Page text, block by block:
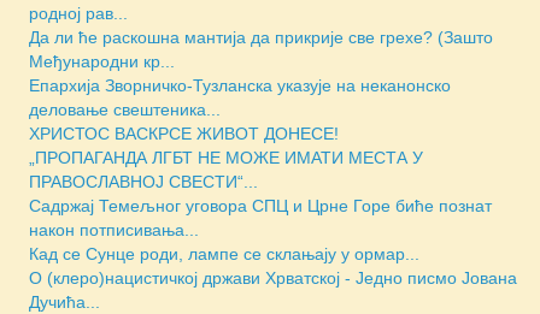
родној рав...
Да ли ће раскошна мантија да прикрије све грехе? (Зашто
Међународни кр...
Епархија Зворничко-Тузланска указује на неканонско
деловање свештеника...
ХРИСТОС ВАСКРСЕ ЖИВОТ ДОНЕСЕ!
„ПРОПАГАНДА ЛГБТ НЕ МОЖЕ ИМАТИ МЕСТА У
ПРАВОСЛАВНОЈ СВЕСТИ“...
Садржај Темељног уговора СПЦ и Црне Горе биће познат
након потписивања...
Кад се Сунце роди, лампе се склањају у ормар...
О (клеро)нацистичкој држави Хрватској - Једно писмо Јована
Дучића...